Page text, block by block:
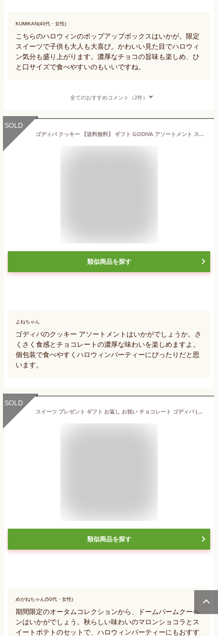
KUMIKAN(40代・女性)
こちらのハロウィンのポップアップボックスはいかが。限定
スイーツで子供も大人も大喜び。かわいい見た目でハロウィ
ン気分も盛り上がります。濃厚なチョコの旨味も楽しめ、ひ
と口サイズで食べやすいのもいいですね。
全てのおすすめコメント（2件）
SOLD
ゴディバ クッキー 【送料無料】 ギフト GODIVA アソートメント スイーツ 内祝い お祝い お返し 結婚 出産 お礼 ご挨拶 手土産 チョコレート 人気 香典返し 詰め合わせ おもたせ 有名ブランド おいしい 41枚入 お供え お彼岸
類似商品を探す
よねちゃん
ゴディバのクッキー アソートメントはいかがでしょうか。さ
くさく食感とチョコレートの濃厚な味わいを楽しめますよ。
個包装で食べやすくハロウィンパーティーにぴったりだと思
います。
SOLD
スイーツ プレゼント ギフト お返し お祝い チョコレート ゴディバ (GODIVA)ゴディバ オータム コレクション ドーム バームクーヘン マロンショコラ＆スイートポテト（8個入）
類似商品を探す
めがねちゃん(50代・女性)
期間限定のオータムコレクションから、ドームバームクーヘ
ンはいかがでしょう。秋らしい味わいのマロンショコラとス
イートポテトのセットで、ハロウィンパーティーにもおすす